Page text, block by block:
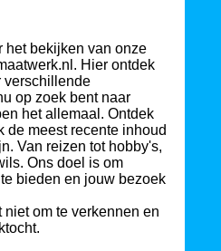
het bekijken van onze
Hier ontdek
verschillende
op zoek bent naar
het allemaal. Ontdek
de meest recente inhoud
Van reizen tot hobby's,
Ons doel is om
bieden en jouw bezoek
om te verkennen en